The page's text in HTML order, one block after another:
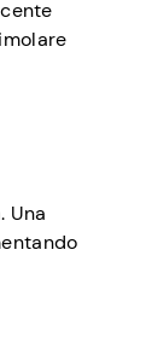
Una